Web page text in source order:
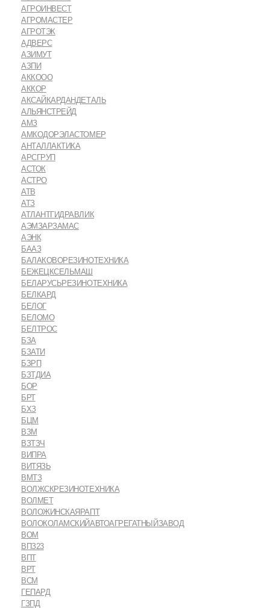
АГРОИНВЕСТ
АГРОМАСТЕР
АГРОТЭК
АДВЕРС
АЗИМУТ
АЗПИ
АККООО
АККОР
АКСАЙКАРДАНДЕТАЛЬ
АЛЬЯНСТРЕЙД
АМЗ
АМКОДОРЭЛАСТОМЕР
АНТАЛЛАКТИКА
АРСГРУП
АСТОК
АСТРО
АТВ
АТЗ
АТЛАНТГИДРАВЛИК
АЭМЗАРЗАМАС
АЭНК
БААЗ
БАЛАКОВОРЕЗИНОТЕХНИКА
БЕЖЕЦКСЕЛЬМАШ
БЕЛАРУСЬРЕЗИНОТЕХНИКА
БЕЛКАРД
БЕЛОГ
БЕЛОМО
БЕЛТРОС
БЗА
БЗАТИ
БЗРП
БЗТДИА
БОР
БРТ
БХЗ
БЦМ
ВЗМ
ВЗТЗЧ
ВИПРА
ВИТЯЗЬ
ВМТЗ
ВОЛЖСКРЕЗИНОТЕХНИКА
ВОЛМЕТ
ВОЛОЖИНСКАЯРАПТ
ВОЛОКОЛАМСКИЙАВТОАГРЕГАТНЫЙЗАВОД
ВОМ
ВПЗ23
ВПТ
ВРТ
ВСМ
ГЕПАРД
ГЗПД